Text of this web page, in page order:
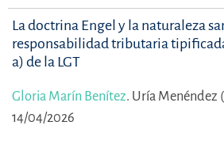
La doctrina Engel y la naturaleza
responsabilidad tributaria
a) de la LGT
Gloria Marín Benítez. Uría Menéndez
14/04/2026